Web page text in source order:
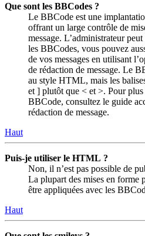
Que sont les BBCodes ?
Le BBCode est une
offrant un large contrôle de
message. L’administrateur
les BBCodes, vous pouvez
de vos messages en utilisant
de rédaction de message. Le
au style HTML, mais les
et ] plutôt que < et >. Pour
BBCode, consultez le guide
rédaction de message.
Haut
Puis-je utiliser le HTML ?
Non, il n’est pas possible de
La plupart des mises en forme
être appliquées avec les
Haut